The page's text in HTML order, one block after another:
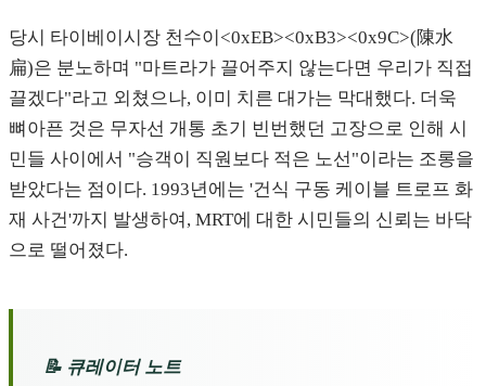
당시 타이베이시장 천수이<0xEB><0xB3><0x9C>(陳水
扁)은 분노하며 "마트라가 끌어주지 않는다면 우리가 직접
끌겠다"라고 외쳤으나, 이미 치른 대가는 막대했다. 더욱
뼈아픈 것은 무자선 개통 초기 빈번했던 고장으로 인해 시
민들 사이에서 "승객이 직원보다 적은 노선"이라는 조롱을
받았다는 점이다. 1993년에는 '건식 구동 케이블 트로프 화
재 사건'까지 발생하여, MRT에 대한 시민들의 신뢰는 바닥
으로 떨어졌다.
📝 큐레이터 노트